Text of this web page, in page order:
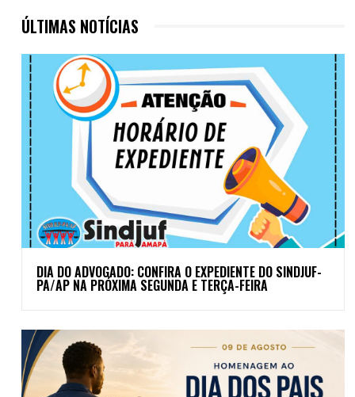
ÚLTIMAS NOTÍCIAS
DIA DO ADVOGADO: CONFIRA O EXPEDIENTE DO SINDJUF-
PA/AP NA PRÓXIMA SEGUNDA E TERÇA-FEIRA